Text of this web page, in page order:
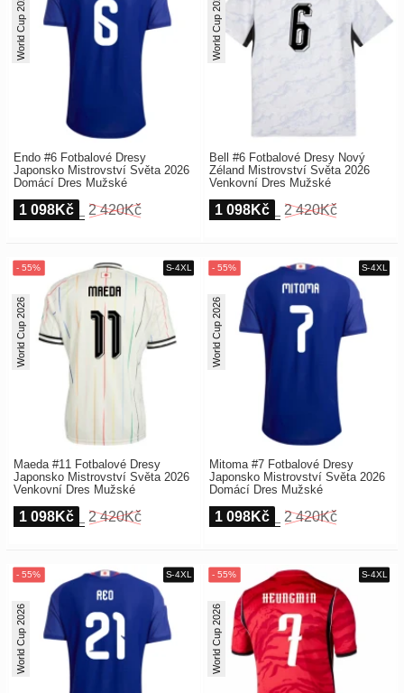
Endo #6 Fotbalové Dresy
Japonsko Mistrovství Světa 2026
Domácí Dres Mužské
World Cup 2026
1 098Kč 2 420Kč
Bell #6 Fotbalové Dresy Nový
Zéland Mistrovství Světa 2026
Venkovní Dres Mužské
World Cup 2026
1 098Kč 2 420Kč
Maeda #11 Fotbalové Dresy
Japonsko Mistrovství Světa 2026
Venkovní Dres Mužské
World Cup 2026
1 098Kč 2 420Kč
Mitoma #7 Fotbalové Dresy
Japonsko Mistrovství Světa 2026
Domácí Dres Mužské
World Cup 2026
1 098Kč 2 420Kč
World Cup 2026 World Cup 2026